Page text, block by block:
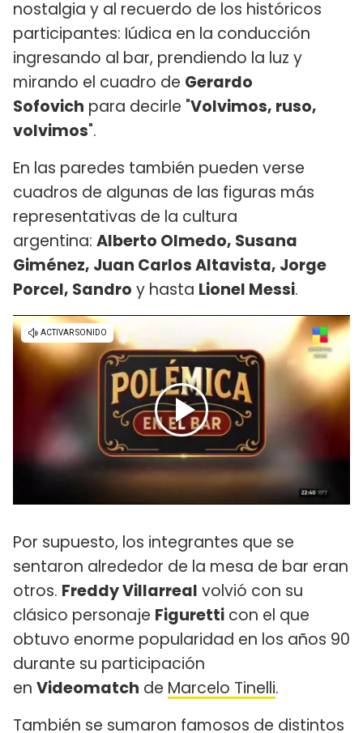
nostalgia y al recuerdo de los históricos
participantes: Iúdica en la conducción
ingresando al bar, prendiendo la luz y
mirando el cuadro de Gerardo
Sofovich para decirle "Volvimos, ruso,
volvimos".
En las paredes también pueden verse
cuadros de algunas de las figuras más
representativas de la cultura
argentina: Alberto Olmedo, Susana
Giménez, Juan Carlos Altavista, Jorge
Porcel, Sandro y hasta Lionel Messi.
Por supuesto, los integrantes que se
sentaron alrededor de la mesa de bar eran
otros. Freddy Villarreal volvió con su
clásico personaje Figuretti con el que
obtuvo enorme popularidad en los años 90
durante su participación
en Videomatch de Marcelo Tinelli.
También se sumaron famosos de distintos